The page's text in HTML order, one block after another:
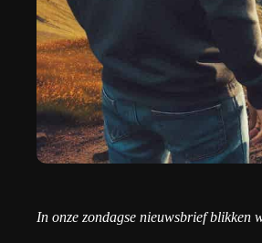
In onze zondagse nieuwsbrief blikken